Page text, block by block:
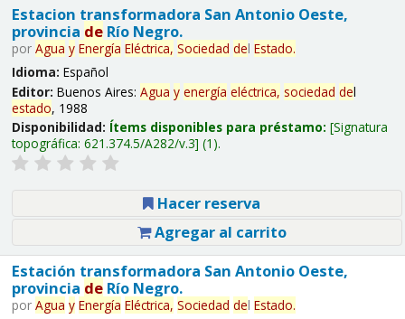
Estacion transformadora San Antonio Oeste,
provincia deRío Negro.
por Agua y Energía Eléctrica, Sociedad del Estado.
Idioma: Español
Editor: Buenos Aires: Agua y energía eléctrica, sociedad del
estado, 1988
Disponibilidad: Ítems disponibles para préstamo: Signatura
topográfica: 621.374.5/A282/v.3 (1).
Hacer reserva
Agregar al carrito
Estación transformadora San Antonio Oeste,
provincia deRío Negro.
por Agua y Energía Eléctrica, Sociedad del Estado.